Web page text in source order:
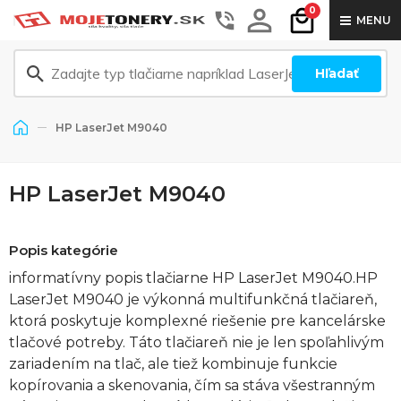
0
MENU
Hľadať
HP LaserJet M9040
HP LaserJet M9040
Popis kategórie
informatívny popis tlačiarne HP LaserJet M9040.HP
LaserJet M9040 je výkonná multifunkčná tlačiareň,
ktorá poskytuje komplexné riešenie pre kancelárske
tlačové potreby. Táto tlačiareň nie je len spoľahlivým
zariadením na tlač, ale tiež kombinuje funkcie
kopírovania a skenovania, čím sa stáva všestranným